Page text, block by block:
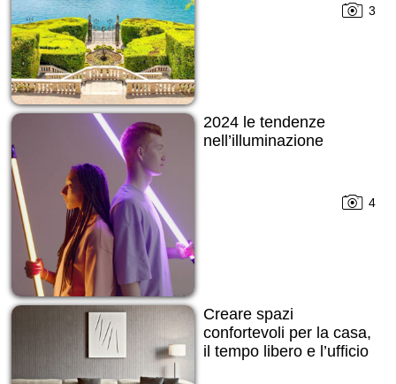
3
2024 le tendenze
nell’illuminazione
4
Creare spazi
confortevoli per la casa,
il tempo libero e l’ufficio